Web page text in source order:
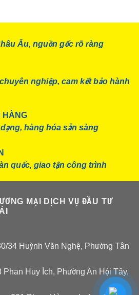
Âu, nguồn gốc rõ ràng
nghiệp, cam kết bảo hành
HÀNG
hàng hóa sẵn sàng
quốc, giao tận công trình
MẠI DỊCH VỤ ĐẦU TƯ
34 Huỳnh Văn Nghệ, Phường Tân
Phan Huy Ích, Phường An Hội Tây,